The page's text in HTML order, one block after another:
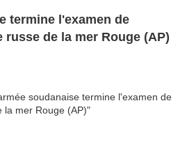
termine l'examen de
russe de la mer Rouge (AP)